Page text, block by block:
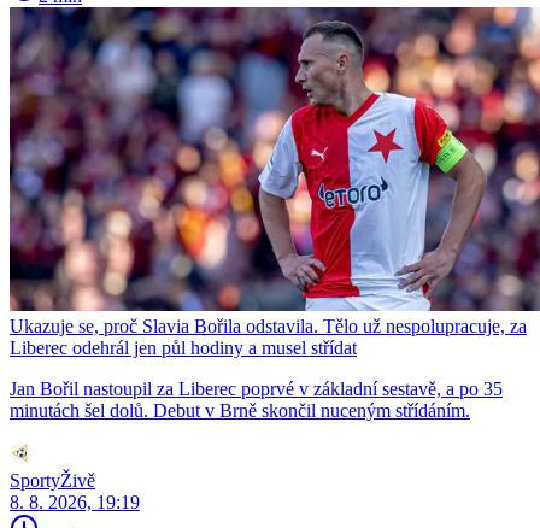
Ukazuje se, proč Slavia Bořila odstavila. Tělo už nespolupracuje, za
Liberec odehrál jen půl hodiny a musel střídat
Jan Bořil nastoupil za Liberec poprvé v základní sestavě, a po 35
minutách šel dolů. Debut v Brně skončil nuceným střídáním.
SportyŽivě
8. 8. 2026, 19:19